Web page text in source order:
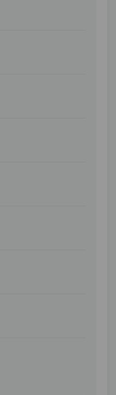
látex, pinturas
adhesivos y